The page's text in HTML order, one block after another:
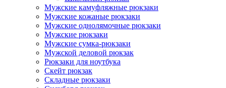
Мужские камуфляжные рюкзаки
Мужские кожаные рюкзаки
Мужские однолямочные рюкзаки
Мужские рюкзаки
Мужские сумка-рюкзаки
Мужской деловой рюкзак
Рюкзаки для ноутбука
Скейт рюкзак
Складные рюкзаки